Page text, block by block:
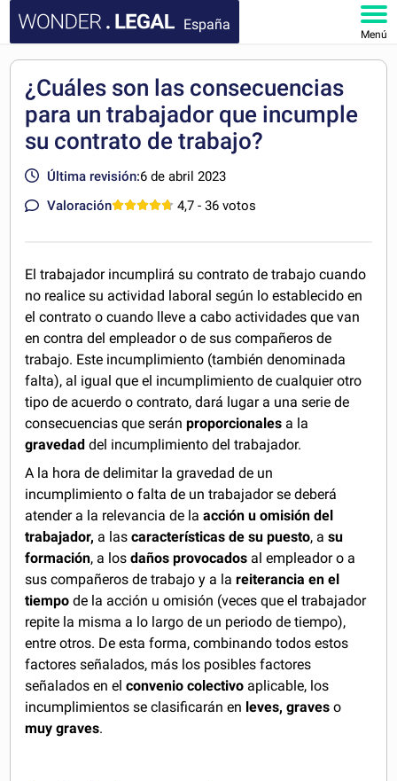
España
Menú
DOCUMENTOS
MI CUENTA
¿Cuáles son las consecuencias
para un trabajador que incumple
su contrato de trabajo?
Última revisión:6 de abril 2023
Valoración
4,7 - 36 votos
El trabajador incumplirá su contrato de trabajo cuando
no realice su actividad laboral según lo establecido en
el contrato o cuando lleve a cabo actividades que van
en contra del empleador o de sus compañeros de
trabajo. Este incumplimiento (también denominada
falta), al igual que el incumplimiento de cualquier otro
tipo de acuerdo o contrato, dará lugar a una serie de
consecuencias que seránproporcionales a la
gravedad del incumplimiento del trabajador.
A la hora de delimitar la gravedad de un
incumplimiento o falta de un trabajador se deberá
atender a la relevancia de laacción u omisión del
trabajador, a lascaracterísticas de su puesto, a su
formación, a losdaños provocados al empleador o a
sus compañeros de trabajo y a lareiterancia en el
tiempo de la acción u omisión (veces que el trabajador
repite la misma a lo largo de un periodo de tiempo),
entre otros. De esta forma, combinando todos estos
factores señalados, más los posibles factores
señalados en elconvenio colectivo aplicable, los
incumplimientos se clasificarán en leves, graveso
muy graves.